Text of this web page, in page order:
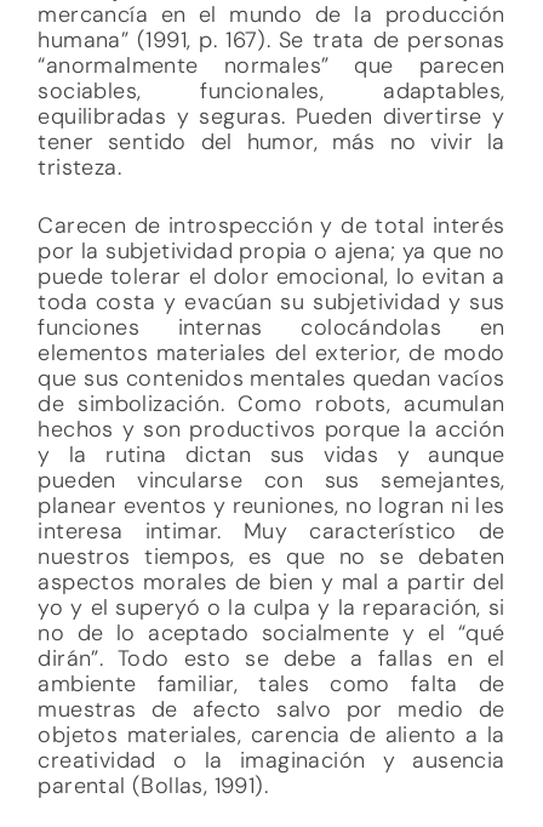
mercancía en el mundo de la producción
humana” (1991, p. 167). Se trata de personas
“anormalmente normales” que parecen
sociables, funcionales, adaptables,
equilibradas y seguras. Pueden divertirse y
tener sentido del humor, más no vivir la
tristeza.
Carecen de introspección y de total interés
por la subjetividad propia o ajena; ya que no
puede tolerar el dolor emocional, lo evitan a
toda costa y evacúan su subjetividad y sus
funciones internas colocándolas en
elementos materiales del exterior, de modo
que sus contenidos mentales quedan vacíos
de simbolización. Como robots, acumulan
hechos y son productivos porque la acción
y la rutina dictan sus vidas y aunque
pueden vincularse con sus semejantes,
planear eventos y reuniones, no logran ni les
interesa intimar. Muy característico de
nuestros tiempos, es que no se debaten
aspectos morales de bien y mal a partir del
yo y el superyó o la culpa y la reparación, si
no de lo aceptado socialmente y el “qué
dirán”. Todo esto se debe a fallas en el
ambiente familiar, tales como falta de
muestras de afecto salvo por medio de
objetos materiales, carencia de aliento a la
creatividad o la imaginación y ausencia
parental (Bollas, 1991).